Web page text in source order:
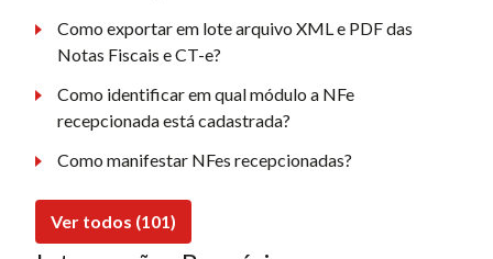
Como exportar em lote arquivo XML e PDF das
Notas Fiscais e CT-e?
Como identificar em qual módulo a NFe
recepcionada está cadastrada?
Como manifestar NFes recepcionadas?
Ver todos (101)